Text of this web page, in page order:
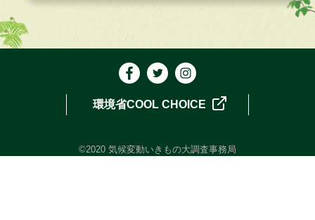
環境省COOL CHOICE
©2020 気候変動いきもの大調査事務局